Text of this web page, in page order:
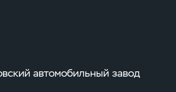
автомобильный завод